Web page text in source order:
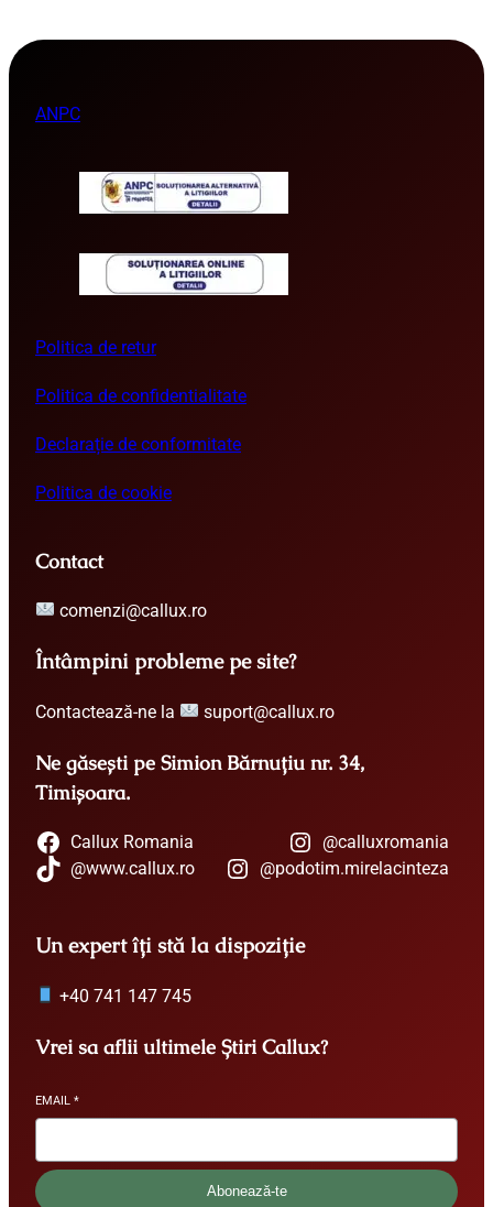
ANPC
Politica de retur
Politica de confidentialitate
Declarație de conformitate
Politica de cookie
Contact
comenzi@callux.ro
Întâmpini probleme pe site?
Contactează-ne la suport@callux.ro
Ne găsești pe Simion Bărnuțiu nr. 34,
Timișoara.
Callux Romania
@calluxromania
@www.callux.ro
@podotim.mirelacinteza
Un expert îți stă la dispoziție
+40 741 147 745
Vrei sa aflii ultimele Știri Callux?
EMAIL *
Abonează-te